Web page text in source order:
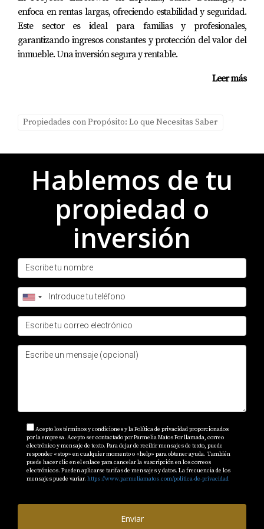
Rentabilidad Esperada y Proyección de
Crecimiento
La rentabilidad esperada está entre el 7% y el 9%. La
puede ser una experiencia gratificante si se hace con
conocimiento sobre las diferentes zonas disponibles.
Desde la vibrante Santo Domingo hasta la exclusiva Casa
de Campo, cada área ofrece oportunidades únicas
adaptadas a distintos perfiles de compradores. Si estás
considerando dar este paso hacia una inversión segura,
no dudes en contactar a Parmelia Matos para obtener
asesoría personalizada que te ayude a tomar decisiones
Preguntas Frecuentes
¿Cuál es la mejor zona para invertir si busco
rentabilidad?
¿Es seguro invertir en bienes raíces en RD?
Sí, siempre que trabajes con agentes confiables como
Parmelia Matos que conozcan bien el mercado local.
¿Qué tipo de propiedades son más fáciles de
enfoca en rentas largas, ofreciendo estabilidad y seguridad.
Este sector es ideal para familias y profesionales,
garantizando ingresos constantes y protección del valor del
inmueble. Una inversión segura y rentable.
Leer más
Propiedades con Propósito: Lo que Necesitas Saber
Hablemos de tu
propiedad o
inversión
Acepto los términos y condiciones y la Política de privacidad proporcionados
por la empresa. Acepto ser contactado por Parmelia Matos Por llamada, correo
electrónico y mensaje de texto. Para dejar de recibir mensajes de texto, puede
responder «stop» en cualquier momento o «help» para obtener ayuda. También
puede hacer clic en el enlace para cancelar la suscripción en los correos
electrónicos. Pueden aplicarse tarifas de mensajes y datos. La frecuencia de los
mensajes puede variar. https://www.parmeliamatos.com/politica-de-privacidad
Enviar